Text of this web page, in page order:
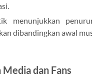
menunjukkan
dibandingkan awal
Media dan Fans